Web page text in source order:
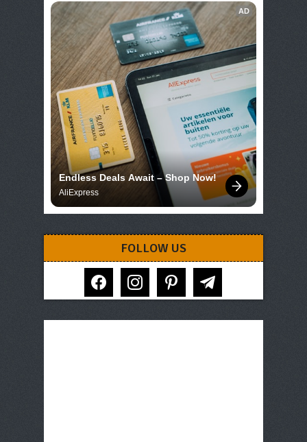
AD
Endless Deals Await – Shop Now!
AliExpress
FOLLOW US
facebook instagram pinterest telegram